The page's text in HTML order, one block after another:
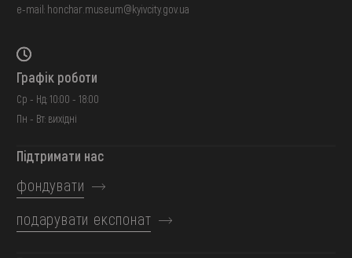
e-mail: honchar.museum@kyivcity.gov.ua
Графік роботи
Ср - Нд: 10:00 - 18:00
Пн - Вт: вихідні
Підтримати нас
фондувати
подарувати експонат